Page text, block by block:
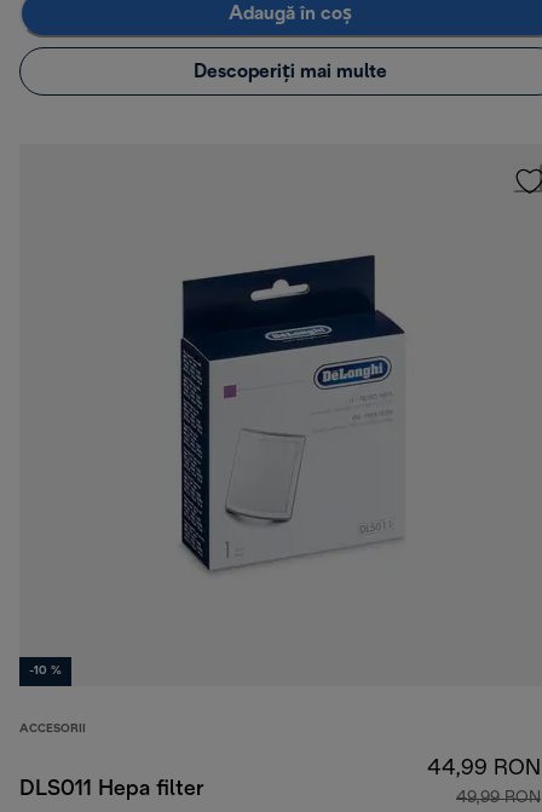
Adaugă în coș
Descoperiți mai multe
-10 %
ACCESORII
DLS011 Hepa filter
44,99 RON
49,99 RON